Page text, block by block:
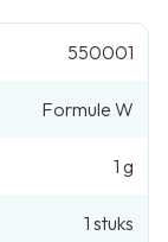
550001
Formule W
1 g
1 stuks